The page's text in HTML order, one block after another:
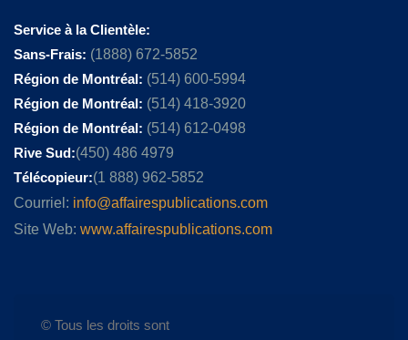
Service à la Clientèle:
Sans-Frais: (1888) 672-5852
Région de Montréal: (514) 600-5994
Région de Montréal: (514) 418-3920
Région de Montréal: (514) 612-0498
Rive Sud:(450) 486 4979
Télécopieur:(1 888) 962-5852
Courriel: info@affairespublications.com
Site Web: www.affairespublications.com
© Tous les droits sont